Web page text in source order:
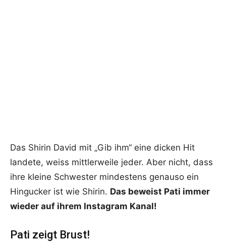
Das Shirin David mit „Gib ihm“ eine dicken Hit
landete, weiss mittlerweile jeder. Aber nicht, dass
ihre kleine Schwester mindestens genauso ein
Hingucker ist wie Shirin. Das beweist Pati immer
wieder auf ihrem Instagram Kanal!
Pati zeigt Brust!